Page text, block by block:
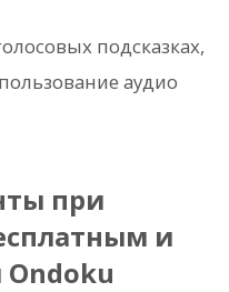
подсказках,
аудио
при
и